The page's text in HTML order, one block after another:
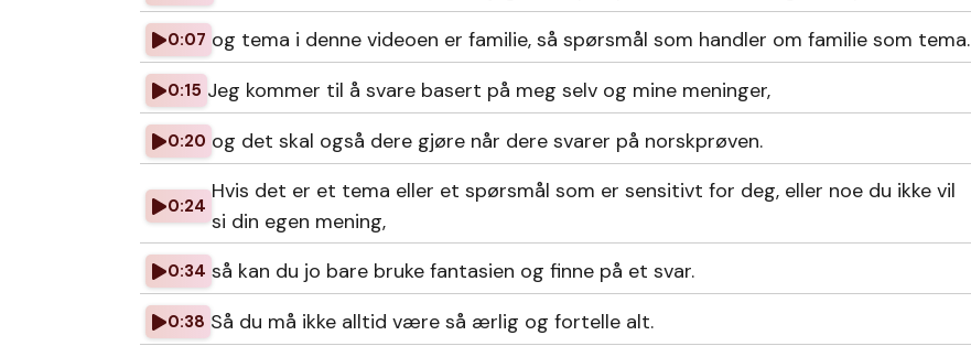
0:07 og tema i denne videoen er familie, så spørsmål som handler om familie som tema.
0:15 Jeg kommer til å svare basert på meg selv og mine meninger,
0:20 og det skal også dere gjøre når dere svarer på norskprøven.
0:24
Hvis det er et tema eller et spørsmål som er sensitivt for deg, eller noe du ikke vil
si din egen mening,
0:34 så kan du jo bare bruke fantasien og finne på et svar.
0:38 Så du må ikke alltid være så ærlig og fortelle alt.